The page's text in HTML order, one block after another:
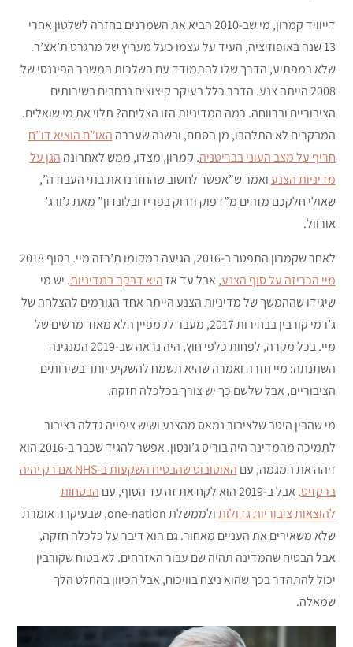
דייוויד קמרון, מי שב-2010 הביא את השמרנים בחזרה לשלטון אחרי
13 שנה באופוזיציה, העיד על עצמו כעל מעריץ של מרגרט ת’אצ’ר.
שלא במפתיע, הדרך שלו להתמודד עם השלכות המשבר הפיננסי של
2008 הייתה צנע. הדבר כלל בעיקר קיצוצים נרחבים בשירותים
הציבוריים וברווחה. כמה המדיניות הזו הצליחה? תלוי את מי שואלים.
המבקרים לא התלהבו, מן הסתם, ובשנה שעברה האו”ם הוציא דו”ח
חריף על מצב העוני בבריטניה. קמרון, מצדו, ממש לאחרונה הגן על
מדיניות הצנעואמר ש”אפשר לחשוב שהחזרנו את בתי העבודה”,
שאולי חלקכם מזהים מ”דפוק וזרוק בפריז ובלונדון” מאת ג’ורג’
אורוול.
לאחר שקמרון התפטר ב-2016, הגיעה במקומו ת’רזה מיי. בסוף 2018
מיי הכריזה על סוף הצנע, אבל עד אז היא דבקה במדיניות. יש מי
שיגידו שההמשך של מדיניות הצנע הייתה אחד הגורמים להצלחה של
ג’רמי קורבין בבחירות 2017, מעבר לקמפיין הלא מאוד מרשים של
מיי. בכל מקרה, לפחות כלפי חוץ, היה נראה שב-2019 המנגינה
השתנתה: מיי חזרה ואמרה שהיא תשמח להשקיע יותר בשירותים
הציבוריים, אבל שלשם כך יש צורך בכלכלה חזקה.
מי שהבין היטב שלציבור נמאס מהצנע ושיש ציפייה גדלה בציבור
לתמיכה מהמדינה היה בוריס ג’ונסון. אפשר להגיד שכבר ב-2016 הוא
זיהה את המגמה, עם
האוטובוס שהבטיח השקעות ב-NHS אם רק יהיה
ברקזיט. אבל ב-2019 הוא לקח את זה עד הסוף, עם
הבטחות
להוצאות ציבוריות גדולות
ולממשלת one-nation, שבעיקרה אומרת
שלא משאירים את העניים מאחור. גם הוא דיבר על כלכלה חזקה,
אבל הבטיח שהמדינה תהיה שם עבור האזרחים. לא בטוח שקורבין
יכול להתהדר בכך שהוא ניצח בוויכוח, אבל הכיוון בהחלט הלך
שמאלה.